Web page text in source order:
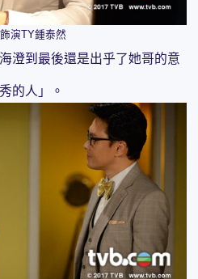
演TY鍾泰然
澄到最後還是出乎了她哥的意
的人」。